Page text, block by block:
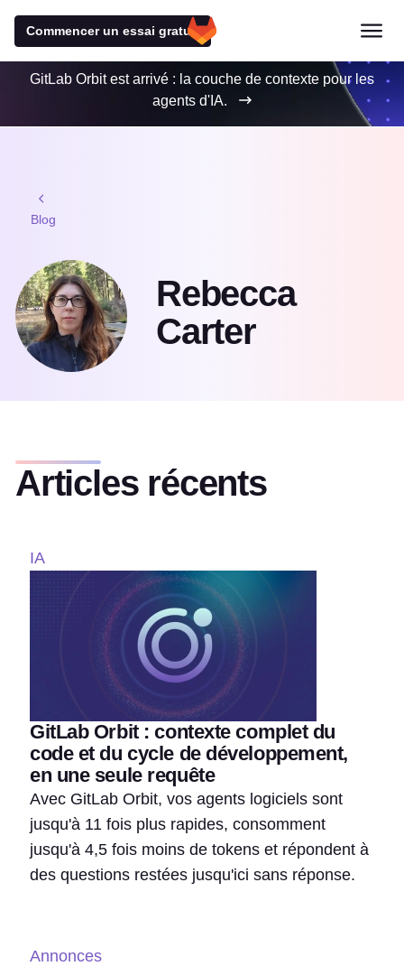
Commencer un essai gratuit
GitLab Orbit est arrivé : la couche de contexte pour les
agents d'IA.
Blog
Rebecca
Carter
Articles récents
IA
GitLab Orbit : contexte complet du
code et du cycle de développement,
en une seule requête
Avec GitLab Orbit, vos agents logiciels sont
jusqu'à 11 fois plus rapides, consomment
jusqu'à 4,5 fois moins de tokens et répondent à
des questions restées jusqu'ici sans réponse.
Annonces